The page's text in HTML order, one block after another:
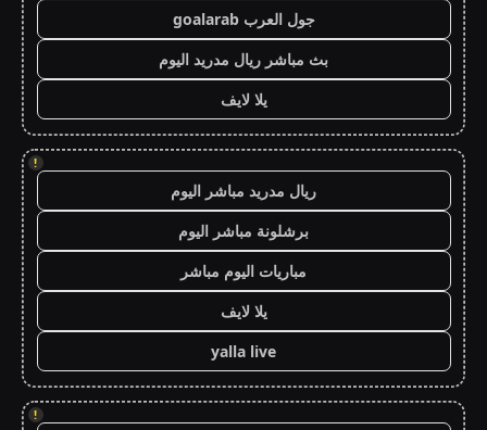
جول العرب goalarab
بث مباشر ريال مدريد اليوم
يلا لايف
!
ريال مدريد مباشر اليوم
برشلونة مباشر اليوم
مباريات اليوم مباشر
يلا لايف
yalla live
!